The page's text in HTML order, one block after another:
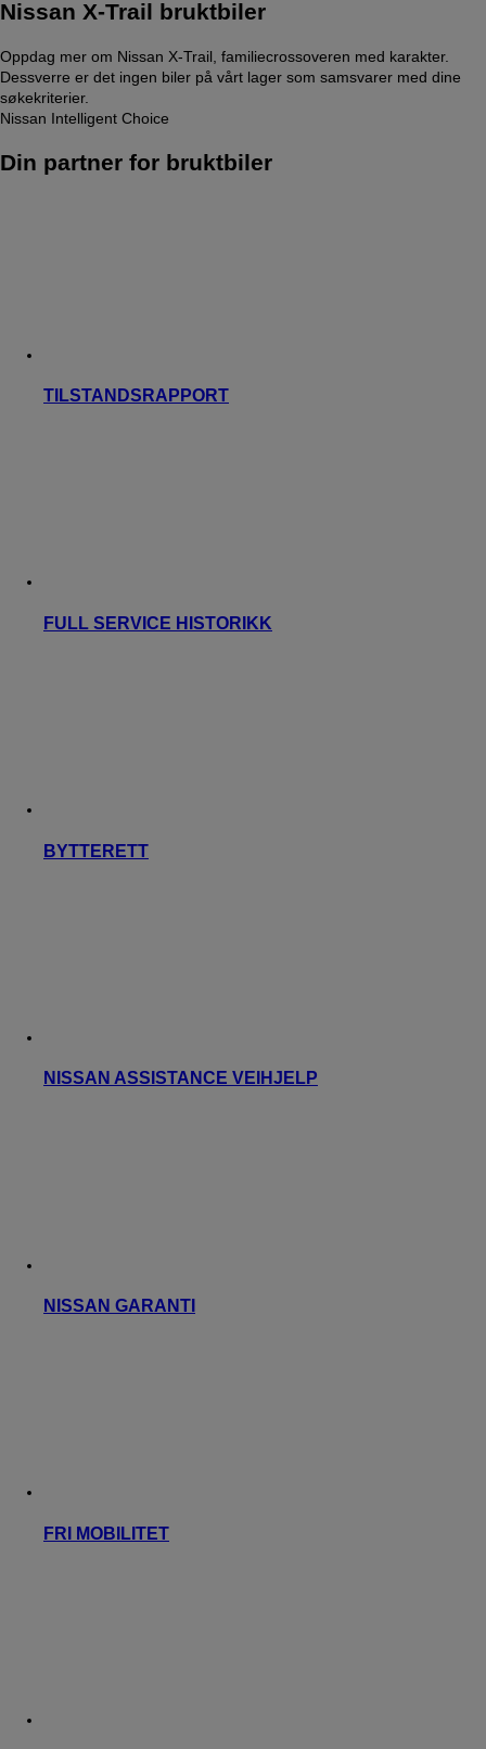
Nissan X-Trail bruktbiler
Oppdag mer om Nissan X-Trail, familiecrossoveren med karakter.
Dessverre er det ingen biler på vårt lager som samsvarer med dine
søkekriterier.
Nissan Intelligent Choice
Din partner for bruktbiler
TILSTANDSRAPPORT
FULL SERVICE HISTORIKK
BYTTERETT
NISSAN ASSISTANCE VEIHJELP
NISSAN GARANTI
FRI MOBILITET